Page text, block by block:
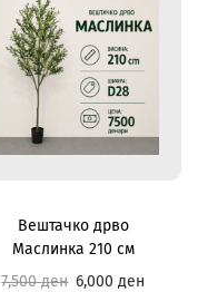
Вештачко дрво
Маслинка 210 см
7,500ден 6,000ден